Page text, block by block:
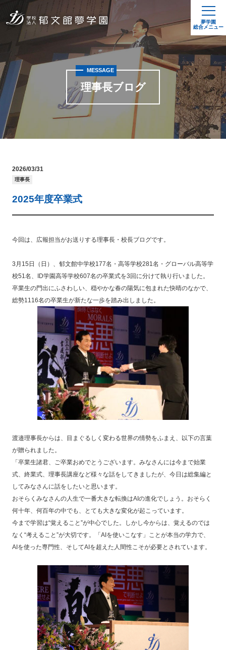
夢学園
総合メニュー
理事長ブログ
MESSAGE
2026/03/31
理事長
2025年度卒業式
今回は、広報担当がお送りする理事長・校長ブログです。
3月15日（日）、郁文館中学校177名・高等学校281名・グローバル高等学
校51名、ID学園高等学校607名の卒業式を3回に分けて執り行いました。
卒業生の門出にふさわしい、穏やかな春の陽気に包まれた快晴のなかで、
総勢1116名の卒業生が新たな一歩を踏み出しました。
渡邉理事長からは、目まぐるしく変わる世界の情勢をふまえ、以下の言葉
が贈られました。
「卒業生諸君、ご卒業おめでとうございます。みなさんには今まで始業
式、終業式、理事長講座など様々な話をしてきましたが、今日は総集編と
してみなさんに話をしたいと思います。
おそらくみなさんの人生で一番大きな転換はAIの進化でしょう。おそらく
何十年、何百年の中でも、とても大きな変化が起こっています。
今まで学習は“覚えること”が中心でした。しかし今からは、覚えるのでは
なく“考えること”が大切です。「AIを使いこなす」ことが本当の学力で、
AIを使った専門性、そしてAIを超えた人間性こそが必要とされています。